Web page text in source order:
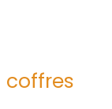
coffres